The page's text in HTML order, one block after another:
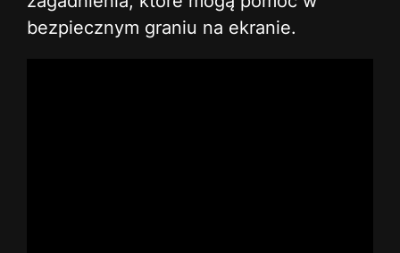
bezpiecznym graniu na ekranie.